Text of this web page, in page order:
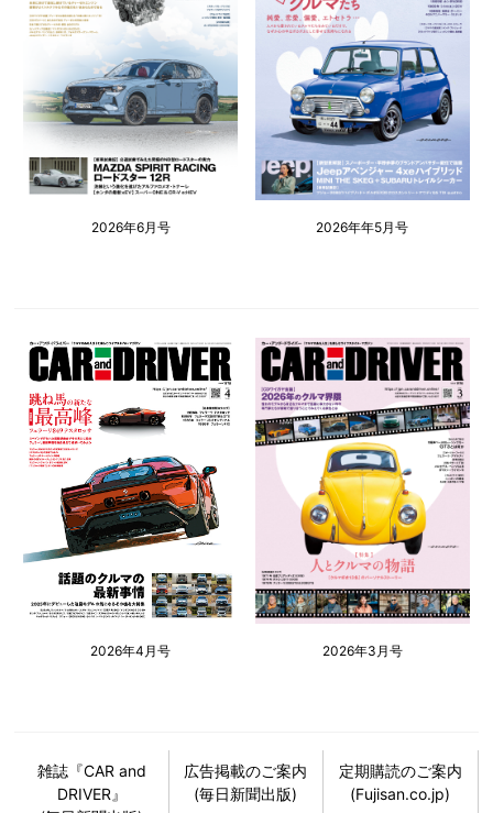
2026年6月号 2026年年5月号
2026年4月号 2026年3月号
雑誌『CAR and
DRIVER』
広告掲載のご案内
(毎日新聞出版)
定期購読のご案内
(Fujisan.co.jp)